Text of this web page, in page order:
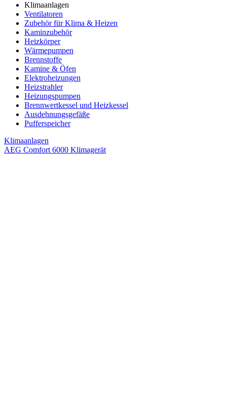
Klimaanlagen
Ventilatoren
Zubehör für Klima & Heizen
Kaminzubehör
Heizkörper
Wärmepumpen
Brennstoffe
Kamine & Öfen
Elektroheizungen
Heizstrahler
Heizungspumpen
Brennwertkessel und Heizkessel
Ausdehnungsgefäße
Pufferspeicher
Klimaanlagen
AEG Comfort 6000 Klimagerät